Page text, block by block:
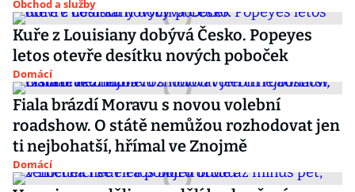
Obchod a služby
Kuře z Louisiany dobývá Česko. Popeyes
letos otevře desítku nových poboček
Domácí
Fiala brázdí Moravu s novou volební
roadshow. O státě nemůžou rozhodovat jen
ti nejbohatší, hřímal ve Znojmě
Domácí